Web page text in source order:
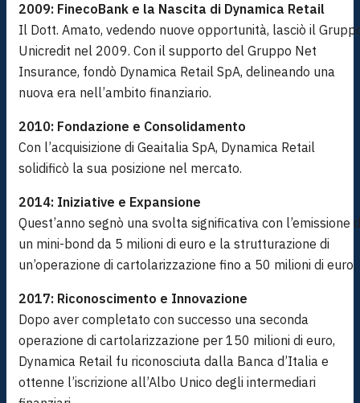
2009: FinecoBank e la Nascita di Dynamica Retail
Il Dott. Amato, vedendo nuove opportunità, lasciò il
Unicredit nel 2009. Con il supporto del Gruppo Net
Insurance, fondò Dynamica Retail SpA, delineando una
nuova era nell’ambito finanziario.
2010: Fondazione e Consolidamento
Con l’acquisizione di Geaitalia SpA, Dynamica Retail
solidificò la sua posizione nel mercato.
2014: Iniziative e Expansione
Quest’anno segnò una svolta significativa con l’emissione
un mini-bond da 5 milioni di euro e la strutturazione di
un’operazione di cartolarizzazione fino a 50 milioni di euro.
2017: Riconoscimento e Innovazione
Dopo aver completato con successo una seconda
operazione di cartolarizzazione per 150 milioni di euro,
Dynamica Retail fu riconosciuta dalla Banca d’Italia e
ottenne l’iscrizione all’Albo Unico degli intermediari